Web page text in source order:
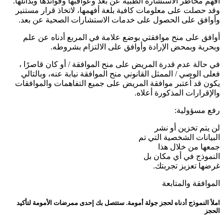
وقد حصلت على معلومات كافية بلغة أفهمها، لاتخاذ قرار مستنير
وأوافق على الحصول على خدمات الاستشارات الصحية عن بعد.
أوافق على منح موافقتي بوضع علامة في المربع أدناه عن علم
وبحرية وبمحض الإرادة وأوافق على الالتزام بشروطه.
في حالة عدم قدرة المريض على منح الموافقة / أو كان قاصرًا ،
فعلى الوصي / الممثل القانوني منح الموافقة نيابة عنه، وبالتالي
يكون قد اُعتبر موافقة المريض على جميع التفاهمات والموافقات
والإقرارات المذكورة أعلاه.
رفع مسؤولية:
لن يتم تخزين أو نشر
البيانات الشخصية التي تم
جمعها من خلال هذا
النموذج في أي مكان بل
غرضها تعزيز تجربتك.
الموافقة والمتابعة
املأ النموذج أدناه لحجز جولة أمومة. ستتصل بك إحدى ممرضات الأمومة لتأكيد
الحجز